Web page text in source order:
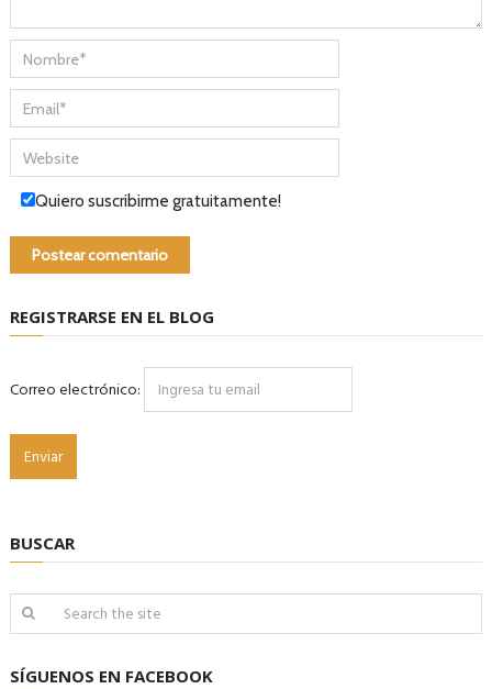
Quiero suscribirme gratuitamente!
REGISTRARSE EN EL BLOG
Correo electrónico:
BUSCAR
SÍGUENOS EN FACEBOOK